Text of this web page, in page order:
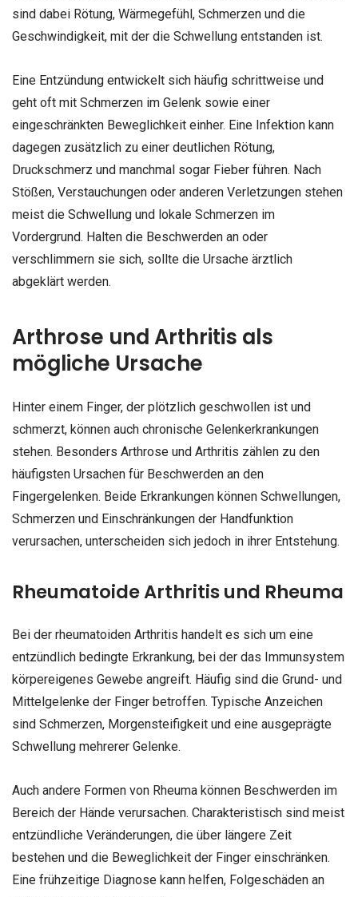
sind dabei Rötung, Wärmegefühl, Schmerzen und die
Geschwindigkeit, mit der die Schwellung entstanden ist.
Eine Entzündung entwickelt sich häufig schrittweise und
geht oft mit Schmerzen im Gelenk sowie einer
eingeschränkten Beweglichkeit einher. Eine Infektion kann
dagegen zusätzlich zu einer deutlichen Rötung,
Druckschmerz und manchmal sogar Fieber führen. Nach
Stößen, Verstauchungen oder anderen Verletzungen stehen
meist die Schwellung und lokale Schmerzen im
Vordergrund. Halten die Beschwerden an oder
verschlimmern sie sich, sollte die Ursache ärztlich
abgeklärt werden.
Arthrose und Arthritis als
mögliche Ursache
Hinter einem Finger, der plötzlich geschwollen ist und
schmerzt, können auch chronische Gelenkerkrankungen
stehen. Besonders Arthrose und Arthritis zählen zu den
häufigsten Ursachen für Beschwerden an den
Fingergelenken. Beide Erkrankungen können Schwellungen,
Schmerzen und Einschränkungen der Handfunktion
verursachen, unterscheiden sich jedoch in ihrer Entstehung.
Rheumatoide Arthritis und Rheuma
Bei der rheumatoiden Arthritis handelt es sich um eine
entzündlich bedingte Erkrankung, bei der das Immunsystem
körpereigenes Gewebe angreift. Häufig sind die Grund- und
Mittelgelenke der Finger betroffen. Typische Anzeichen
sind Schmerzen, Morgensteifigkeit und eine ausgeprägte
Schwellung mehrerer Gelenke.
Auch andere Formen von Rheuma können Beschwerden im
Bereich der Hände verursachen. Charakteristisch sind meist
entzündliche Veränderungen, die über längere Zeit
bestehen und die Beweglichkeit der Finger einschränken.
Eine frühzeitige Diagnose kann helfen, Folgeschäden an